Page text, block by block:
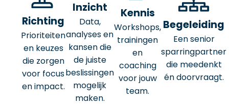
Richting
Prioriteiten
en keuzes
die zorgen
voor focus
en impact.
Inzicht
Data,
analyses en
kansen die
de juiste
beslissingen
mogelijk
maken.
Kennis
Workshops,
trainingen
en
coaching
voor jouw
team.
Begeleiding
Een senior
sparringpartner
die meedenkt
én doorvraagt.